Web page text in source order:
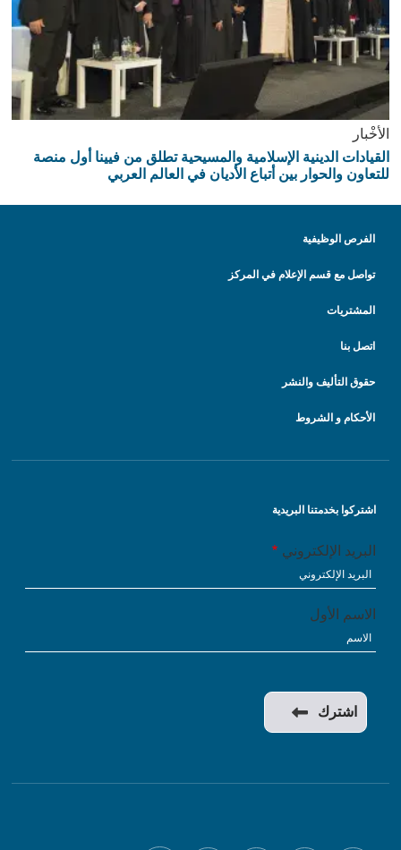
الأخْبار
القيادات الدينية الإسلامية والمسيحية تطلق من فيينا أول منصة
للتعاون والحوار بين أتباع الأديان في العالم العربي
الفرص الوظيفية
تواصل مع قسم الإعلام في المركز
المشتريات
اتصل بنا
حقوق التأليف والنشر
الأحكام و الشروط
اشتركوا بخدمتنا البريدية
البريد الإلكتروني
الاسم الأول